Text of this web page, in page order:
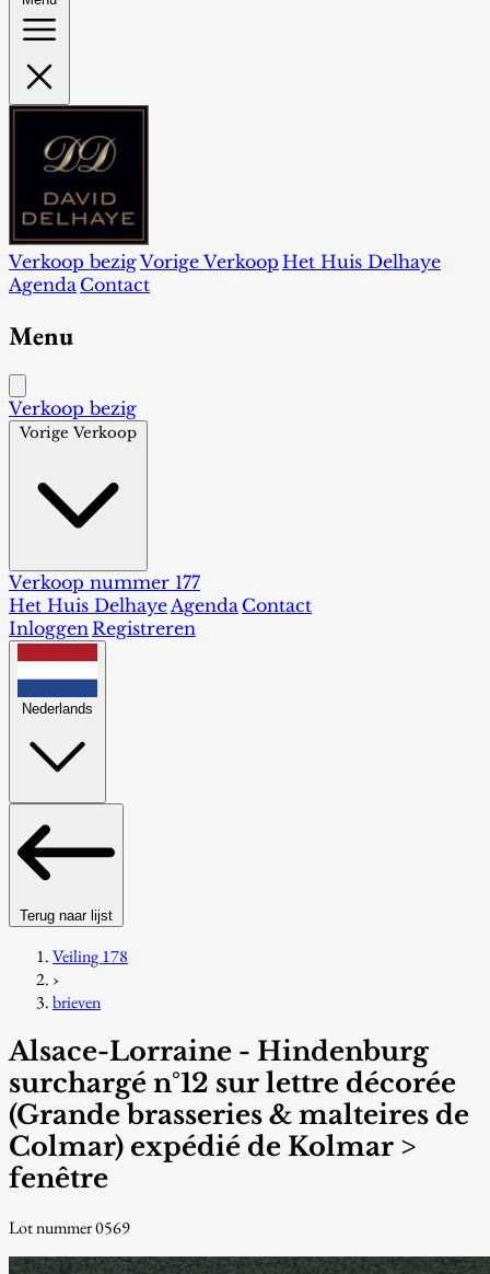
Verkoop bezigVorige Verkoop Het Huis Delhaye
Agenda Contact
Menu
Verkoop bezig
Vorige Verkoop
Verkoop nummer 177
Het Huis DelhayeAgenda Contact
InloggenRegistreren
Nederlands
Terug naar lijst
Veiling 178
›
brieven
Alsace-Lorraine - Hindenburg
surchargé n°12 sur lettre décorée
(Grande brasseries & malteires de
Colmar) expédié de Kolmar >
fenêtre
Lot nummer 0569